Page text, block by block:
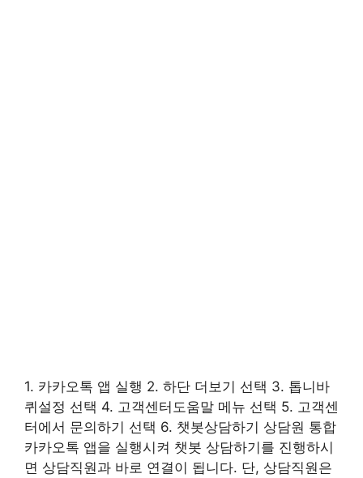
1. 카카오톡 앱 실행 2. 하단 더보기 선택 3. 톱니바
퀴설정 선택 4. 고객센터도움말 메뉴 선택 5. 고객센
터에서 문의하기 선택 6. 챗봇상담하기 상담원 통합
카카오톡 앱을 실행시켜 챗봇 상담하기를 진행하시
면 상담직원과 바로 연결이 됩니다. 단, 상담직원은